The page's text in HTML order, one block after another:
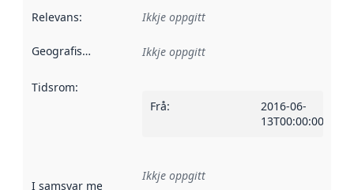
Relevans: Ikkje oppgitt
Geografisk område Ikkje oppgitt
Tidsrom:
Frå:
2016-06-
13T00:00:00Z
I samsvar med Referanse til ei implementeringsregel eller
Ikkje oppgitt